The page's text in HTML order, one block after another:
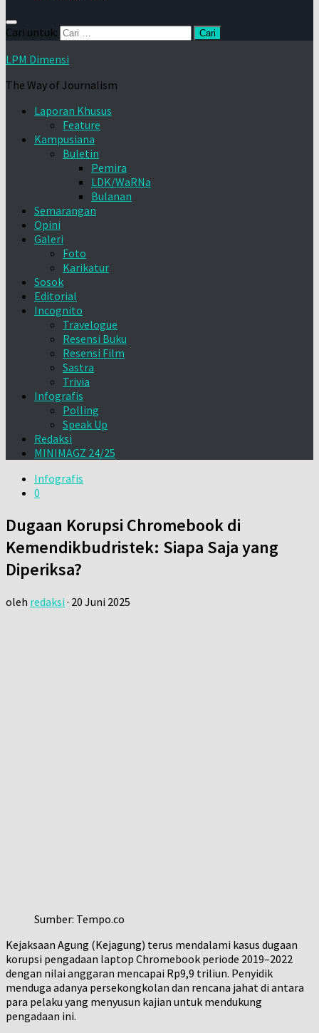
Cari untuk:
LPM Dimensi
The Way of Journalism
Laporan Khusus
Feature
Kampusiana
Buletin
Pemira
LDK/WaRNa
Bulanan
Semarangan
Opini
Galeri
Foto
Karikatur
Sosok
Editorial
Incognito
Travelogue
Resensi Buku
Resensi Film
Sastra
Trivia
Infografis
Polling
Speak Up
Redaksi
MINIMAGZ 24/25
Infografis
0
Dugaan Korupsi Chromebook di
Kemendikbudristek: Siapa Saja yang
Diperiksa?
oleh redaksi · 20 Juni 2025
Sumber: Tempo.co
Kejaksaan Agung (Kejagung) terus mendalami kasus dugaan
korupsi pengadaan laptop Chromebook periode 2019–2022
dengan nilai anggaran mencapai Rp9,9 triliun. Penyidik
menduga adanya persekongkolan dan rencana jahat di antara
para pelaku yang menyusun kajian untuk mendukung
pengadaan ini.